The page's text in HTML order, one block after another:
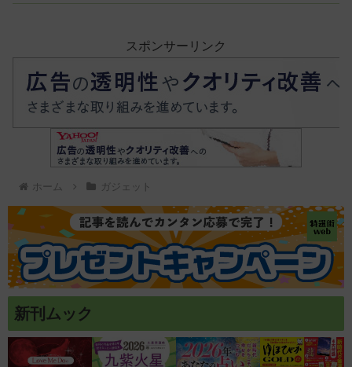
スポンサーリンク
ホーム ガジェット
新刊ムック